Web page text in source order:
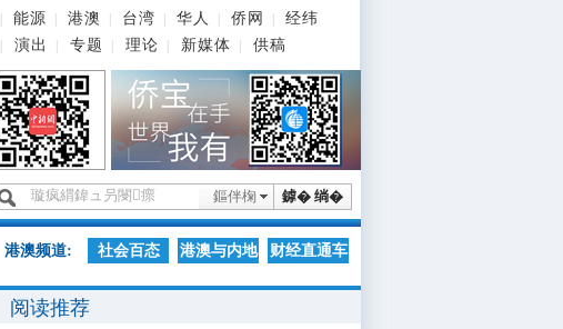
能源 港澳 台湾 华人 侨网
经纬
演出 专题 理论 新媒体 供稿
鎼� 绱�
鏂伴椈
港澳频道: 社会百态 港澳与内地 财经直通车
阅读推荐